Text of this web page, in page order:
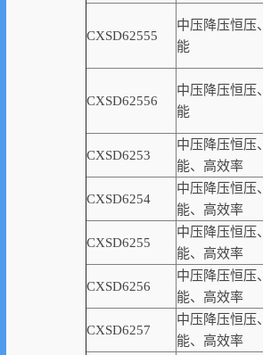
CXSD62555
中压降压恒压
能
CXSD62556
中压降压恒压
能
CXSD6253
中压降压恒压
能、高效率
CXSD6254
中压降压恒压
能、高效率
CXSD6255
中压降压恒压
能、高效率
CXSD6256
中压降压恒压
能、高效率
CXSD6257
中压降压恒压
能、高效率